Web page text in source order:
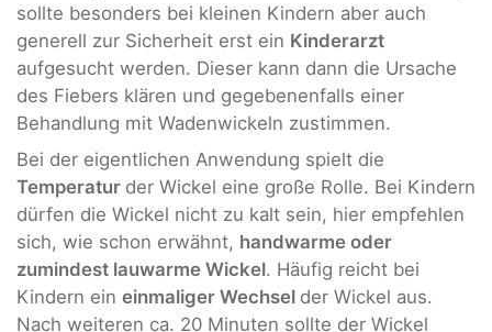
sollte besonders bei kleinen Kindern aber auch
generell zur Sicherheit erst ein Kinderarzt
aufgesucht werden. Dieser kann dann die Ursache
des Fiebers klären und gegebenenfalls einer
Behandlung mit Wadenwickeln zustimmen.
Bei der eigentlichen Anwendung spielt die
Temperatur der Wickel eine große Rolle. Bei Kindern
dürfen die Wickel nicht zu kalt sein, hier empfehlen
sich, wie schon erwähnt, handwarme oder
zumindest lauwarme Wickel. Häufig reicht bei
Kindern ein einmaliger Wechsel der Wickel aus.
Nach weiteren ca. 20 Minuten sollte der Wickel